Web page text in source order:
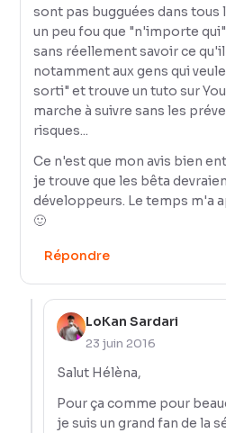
sont pas bugguées dans tous
un peu fou que "n'importe
sans réellement savoir ce
notamment aux gens qui
sorti" et trouve un tuto sur
marche à suivre sans les
risques...
Ce n'est que mon avis bien
je trouve que les bêta
développeurs. Le temps m'a
🙂
Répondre
LoKan Sardari
23 juin 2016
Salut Hélèna,
Pour ça comme pour
je suis un grand fan de la